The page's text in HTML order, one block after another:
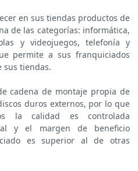
en sus tiendas productos de
de las categorías: informática,
y videojuegos, telefonía y
permite a sus franquiciados
sus tiendas.
cadena de montaje propia de
duros externos, por lo que
la calidad es controlada
y el margen de beneficio
es superior al de otras